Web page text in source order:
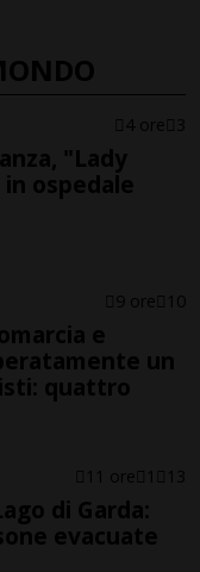
4 ore 3
"Lady
ospedale
9 ore 10
e
un
quattro
11 ore 1 13
di Garda:
evacuate